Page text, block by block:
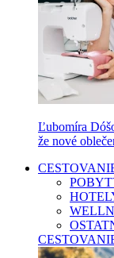
Ľubomíra
že nové